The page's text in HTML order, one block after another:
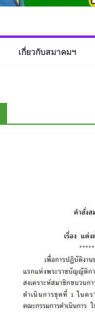
เกี่ยวกับสมาคมฯ